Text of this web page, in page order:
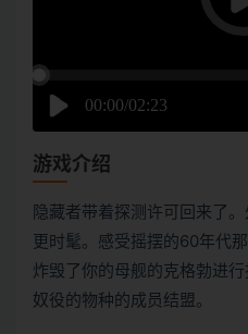
游戏介绍
隐藏者带着探测许可回来了
更时髦。感受摇摆的60年代
炸毁了你的母舰的克格勃进
奴役的物种的成员结盟。